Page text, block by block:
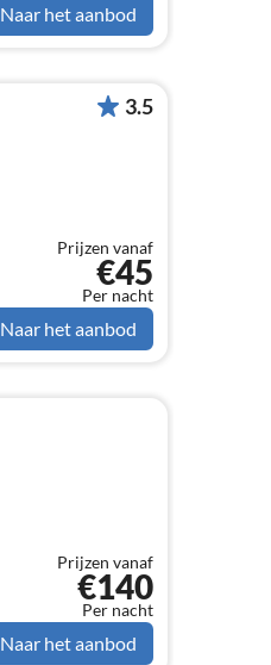
Naar het aanbod
3.5
Prijzen vanaf
€45
Per nacht
Naar het aanbod
Prijzen vanaf
€140
Per nacht
Naar het aanbod